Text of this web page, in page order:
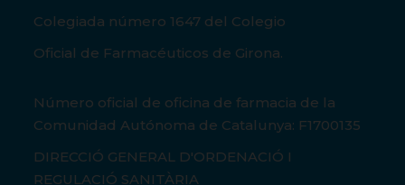
Colegiada número 1647 del Colegio
Oficial de Farmacéuticos de Girona.
Número oficial de oficina de farmacia de la
Comunidad Autónoma de Catalunya: F1700135
DIRECCIÓ GENERAL D'ORDENACIÓ I
REGULACIÓ SANITÀRIA